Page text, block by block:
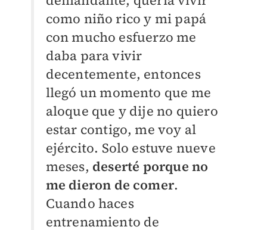
como niño rico y mi papá
con mucho esfuerzo me
daba para vivir
decentemente, entonces
llegó un momento que me
aloque que y dije no quiero
estar contigo, me voy al
ejército. Solo estuve nueve
meses, deserté porque no
me dieron de comer.
Cuando haces
entrenamiento de